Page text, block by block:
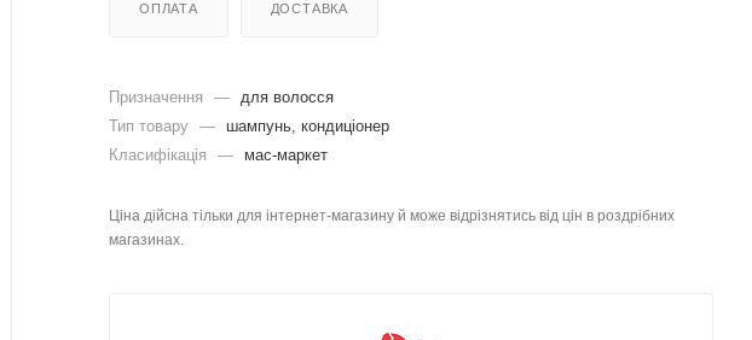
ОПЛАТА ДОСТАВКА
Призначення —
для волосся
Тип товару —
шампунь, кондиціонер
Класифікація
— мас-маркет
Ціна дійсна тільки для інтернет-магазину й може відрізнятись від цін в роздрібних
магазинах.